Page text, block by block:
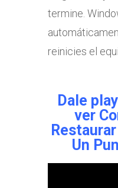
termine.
reinicies el
Dale
ver
Un